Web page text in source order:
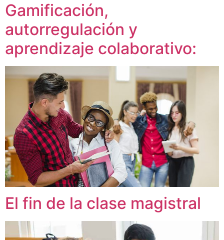
Gamificación,
autorregulación y
aprendizaje colaborativo:
El fin de la clase magistral